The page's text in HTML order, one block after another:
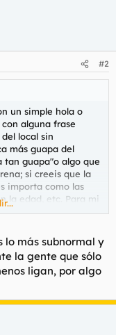
#2
un simple hola o
alguna frase
local sin
más guapa del
tan guapa"o algo que
si creeis que la
importa como las
la edad, etc. Para mi
la entrada que la
lo más subnormal y
la gente que sólo
ligan, por algo